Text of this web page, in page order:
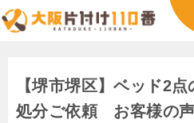
【堺市堺区】ベッド2
処分ご依頼 お客様の声